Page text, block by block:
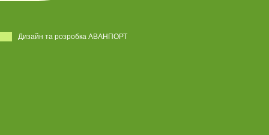
Дизайн та розробка АВАНПОРТ